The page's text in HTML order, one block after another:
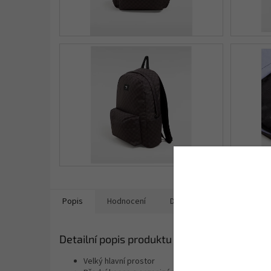
Popis Hodnocení Diskuze
Detailní popis produktu
Velký hlavní prostor